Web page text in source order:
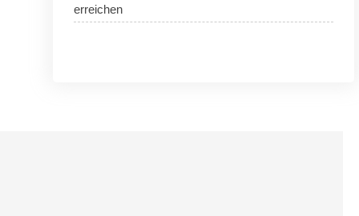
erreichen